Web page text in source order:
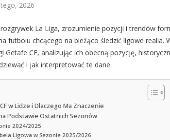
2026
La Liga, zrozumienie pozycji i trendów
futbolu chcącego na bieżąco śledzić ligowe realia.
Getafe CF, analizując ich obecną pozycję,
i jak interpretować te dane.
w Lidze i Dlaczego Ma Znaczenie
Podstawie Ostatnich Sezonów
2024/2025
Ligowa w Sezonie 2025/2026